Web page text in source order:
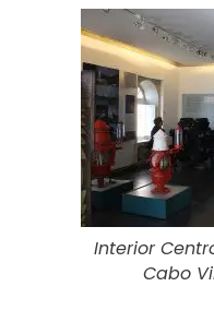
Interior
Cabo